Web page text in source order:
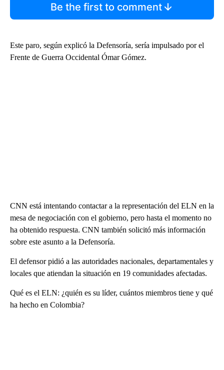
Be the first to comment
Este paro, según explicó la Defensoría, sería impulsado por el
Frente de Guerra Occidental Ómar Gómez.
CNN está intentando contactar a la representación del ELN en la
mesa de negociación con el gobierno, pero hasta el momento no
ha obtenido respuesta. CNN también solicitó más información
sobre este asunto a la Defensoría.
El defensor pidió a las autoridades nacionales, departamentales y
locales que atiendan la situación en 19 comunidades afectadas.
Qué es el ELN: ¿quién es su líder, cuántos miembros tiene y qué
ha hecho en Colombia?